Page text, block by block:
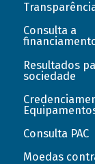
Consulta a
Resultados
sociedade
Consulta PAC
Moedas